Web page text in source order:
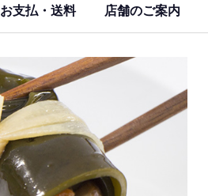
お支払・送料 店舗のご案内